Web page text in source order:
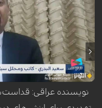
سعید البدري، نویسنده و تحلیلگر
نمادهای مقدس اهل‌بیت(ع) در برخی
هدف‌گیری سه رکن اساسی جامعه
عشایر دانست.
نویسنده عراقی: